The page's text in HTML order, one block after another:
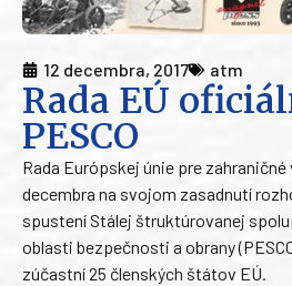
12 decembra, 2017 atm
Rada EÚ
PESCO
Rada Európskej únie pre zahraničné
decembra na svojom zasadnutí
spustení Stálej štruktúrovanej
oblasti bezpečnosti a obrany
zúčastní 25 členských štátov EÚ.